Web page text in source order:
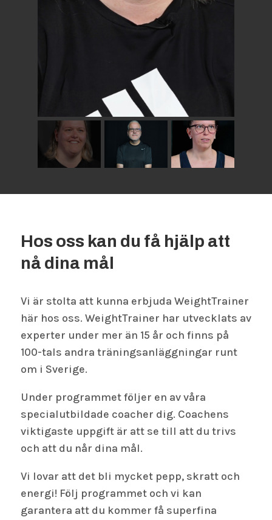
Hos oss kan du få hjälp att
nå dina mål
Vi är stolta att kunna erbjuda WeightTrainer
här hos oss. WeightTrainer har utvecklats av
experter under mer än 15 år och finns på
100-tals andra träningsanläggningar runt
om i Sverige.
Under programmet följer en av våra
specialutbildade coacher dig. Coachens
viktigaste uppgift är att se till att du trivs
och att du når dina mål.
Vi lovar att det bli mycket pepp, skratt och
energi! Följ programmet och vi kan
garantera att du kommer få superfina